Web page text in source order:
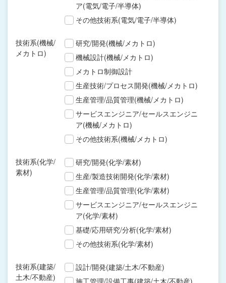
ア(電気/電子/半導体)
その他技術系(電気/電子/半導体)
技術系(機械/
メカトロ)
研究/開発(機械/メカトロ)
機械設計(機械/メカトロ)
メカトロ制御設計
生産技術/プロセス開発(機械/メカトロ)
生産管理/品質管理(機械/メカトロ)
サービスエンジニア/セールスエンジニ
ア(機械/メカトロ)
その他技術系(機械/メカトロ)
技術系(化学/
素材)
研究/開発(化学/素材)
生産/製造技術開発(化学/素材)
生産管理/品質管理(化学/素材)
サービスエンジニア/セールスエンジニ
ア(化学/素材)
基礎/応用研究/分析(化学/素材)
その他技術系(化学/素材)
技術系(建築/
土木/不動産)
設計/開発(建築/土木/不動産)
施工管理/設備工事(建築/土木/不動産)